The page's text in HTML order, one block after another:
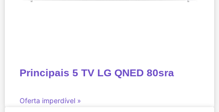
Principais 5 TV LG QNED 80sra
Oferta imperdível »